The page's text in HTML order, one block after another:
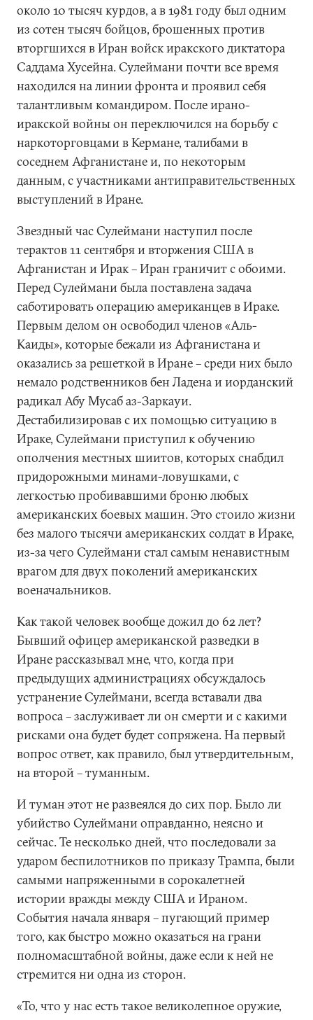
около 10 тысяч курдов, а в 1981 году был одним
из сотен тысяч бойцов, брошенных против
вторгшихся в Иран войск иракского диктатора
Саддама Хусейна. Сулеймани почти все время
находился на линии фронта и проявил себя
талантливым командиром. После ирано-
иракской войны он переключился на борьбу с
наркоторговцами в Кермане, талибами в
соседнем Афганистане и, по некоторым
данным, с участниками антиправительственных
выступлений в Иране.
Звездный час Сулеймани наступил после
терактов 11 сентября и вторжения США в
Афганистан и Ирак – Иран граничит с обоими.
Перед Сулеймани была поставлена задача
саботировать операцию американцев в Ираке.
Первым делом он освободил членов «Аль-
Каиды», которые бежали из Афганистана и
оказались за решеткой в Иране – среди них было
немало родственников бен Ладена и иорданский
радикал Абу Мусаб аз-Заркауи.
Дестабилизировав с их помощью ситуацию в
Ираке, Сулеймани приступил к обучению
ополчения местных шиитов, которых снабдил
придорожными минами-ловушками, с
легкостью пробивавшими броню любых
американских боевых машин. Это стоило жизни
без малого тысячи американских солдат в Ираке,
из-за чего Сулеймани стал самым ненавистным
врагом для двух поколений американских
военачальников.
Как такой человек вообще дожил до 62 лет?
Бывший офицер американской разведки в
Иране рассказывал мне, что, когда при
предыдущих администрациях обсуждалось
устранение Сулеймани, всегда вставали два
вопроса – заслуживает ли он смерти и с какими
рисками она будет будет сопряжена. На первый
вопрос ответ, как правило, был утвердительным,
на второй – туманным.
И туман этот не развеялся до сих пор. Было ли
убийство Сулеймани оправданно, неясно и
сейчас. Те несколько дней, что последовали за
ударом беспилотников по приказу Трампа, были
самыми напряженными в сорокалетней
истории вражды между США и Ираном.
События начала января – пугающий пример
того, как быстро можно оказаться на грани
полномасштабной войны, даже если к ней не
стремится ни одна из сторон.
«То, что у нас есть такое великолепное оружие,